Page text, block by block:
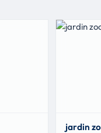
jardin